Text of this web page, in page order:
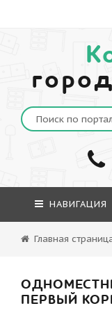
НАВИГАЦИЯ
Главная
ПЕРВЫЙ